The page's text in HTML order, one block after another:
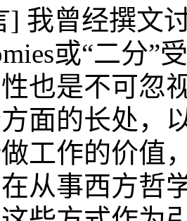
] 我曾经撰文
或“二分”
也是不可
面的长处，
工作的价值
从事西方哲